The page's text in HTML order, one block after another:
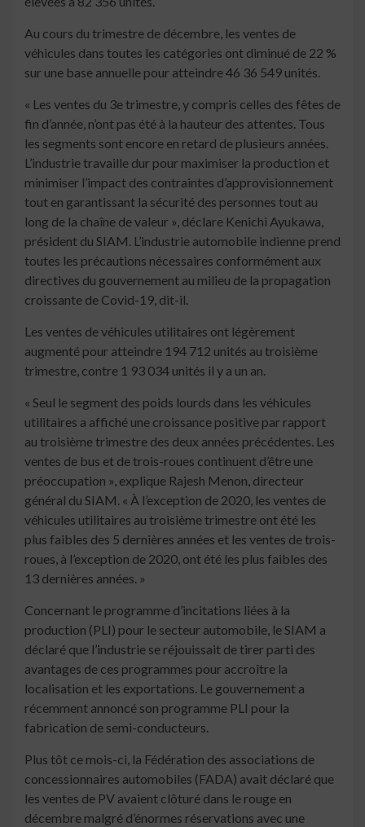
Au cours du trimestre de décembre, les ventes de
véhicules dans toutes les catégories ont diminué de 22 %
sur une base annuelle pour atteindre 46 36 549 unités.
« Les ventes du 3e trimestre, y compris celles des fêtes de
fin d’année, n’ont pas été à la hauteur des attentes. Tous
les segments sont encore en retard de plusieurs années.
L’industrie travaille dur pour maximiser la production et
minimiser l’impact des contraintes d’approvisionnement
tout en garantissant la sécurité des personnes tout au
long de la chaîne de valeur », déclare Kenichi Ayukawa,
président du SIAM. L’industrie automobile indienne prend
toutes les précautions nécessaires conformément aux
directives du gouvernement au milieu de la propagation
croissante de Covid-19, dit-il.
Les ventes de véhicules utilitaires ont légèrement
augmenté pour atteindre 194 712 unités au troisième
trimestre, contre 1 93 034 unités il y a un an.
« Seul le segment des poids lourds dans les véhicules
utilitaires a affiché une croissance positive par rapport
au troisième trimestre des deux années précédentes. Les
ventes de bus et de trois-roues continuent d’être une
préoccupation », explique Rajesh Menon, directeur
général du SIAM. « À l’exception de 2020, les ventes de
véhicules utilitaires au troisième trimestre ont été les
plus faibles des 5 dernières années et les ventes de trois-
roues, à l’exception de 2020, ont été les plus faibles des
13 dernières années. »
Concernant le programme d’incitations liées à la
production (PLI) pour le secteur automobile, le SIAM a
déclaré que l’industrie se réjouissait de tirer parti des
avantages de ces programmes pour accroître la
localisation et les exportations. Le gouvernement a
récemment annoncé son programme PLI pour la
fabrication de semi-conducteurs.
Plus tôt ce mois-ci, la Fédération des associations de
concessionnaires automobiles (FADA) avait déclaré que
les ventes de PV avaient clôturé dans le rouge en
décembre malgré d’énormes réservations avec une